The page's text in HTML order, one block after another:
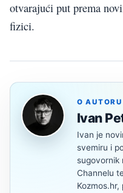
otvarajući put prema
fizici.
O AUTORU
Ivan
Ivan je
svemiru i
sugovornik
Channelu